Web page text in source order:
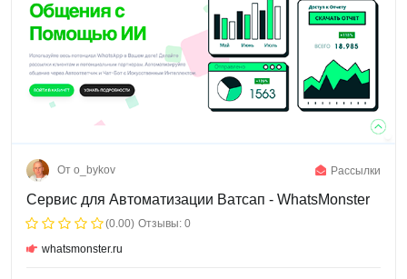
От o_bykov Рассылки
Сервис для Автоматизации Ватсап - WhatsMonster
(0.00) Отзывы: 0
whatsmonster.ru